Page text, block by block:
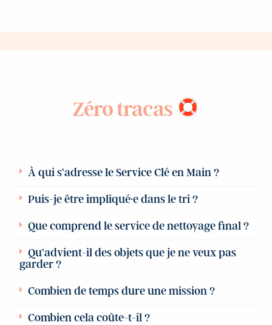
Zéro tracas
À qui s’adresse le Service Clé en Main ?
Puis-je être impliqué·e dans le tri ?
Que comprend le service de nettoyage final ?
Qu’advient-il des objets que je ne veux pas
garder ?
Combien de temps dure une mission ?
Combien cela coûte-t-il ?